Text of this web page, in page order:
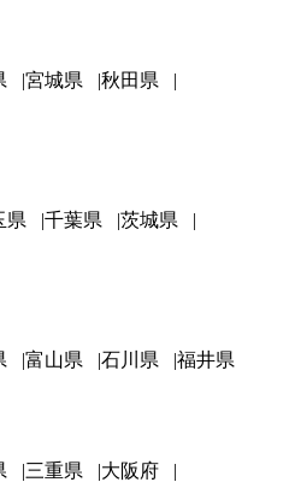
宮城県
秋田県
県 千葉県
茨城県
富山県 石川県 福井県
三重県
大阪府